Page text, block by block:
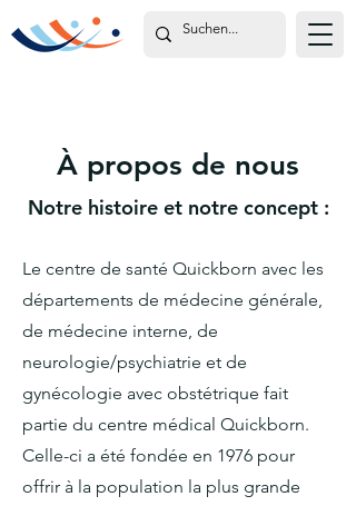
À propos de nous
Notre histoire et notre concept :
Le centre de santé Quickborn avec les
départements de médecine générale,
de médecine interne, de
neurologie/psychiatrie et de
gynécologie avec obstétrique fait
partie du centre médical Quickborn.
Celle-ci a été fondée en 1976 pour
offrir à la population la plus grande